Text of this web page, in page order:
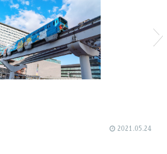
2021.05.24